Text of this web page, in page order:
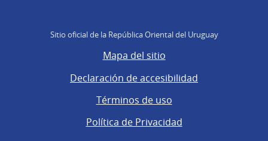
Sitio oficial de la República Oriental del Uruguay
Mapa del sitio
Declaración de accesibilidad
Términos de uso
Política de Privacidad